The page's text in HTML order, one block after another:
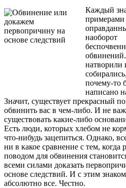
Каждый
примерами
наоборот
натворили
почему-то
написано
Значит, существует прекрасный
обвинить вас в чем-либо. И не
существовать какие-либо
Есть люди, которых хлебом не
что-нибудь зацепиться. Однако,
ни в какое сравнение с тем, когда
поводом для обвинения
всеми силами доказать
основе следствий. И с этим
абсолютно все. Честно.